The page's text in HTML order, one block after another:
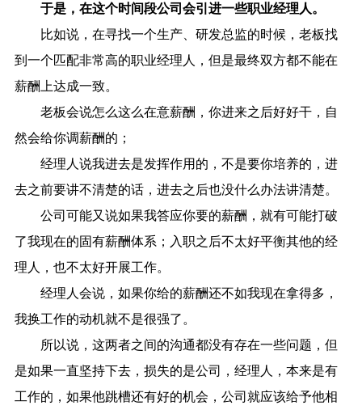
于是，在这个时间段公司会引进一些职业经理人。
比如说，在寻找一个生产、研发总监的时候，老板找
到一个匹配非常高的职业经理人，但是最终双方都不能在
薪酬上达成一致。
老板会说怎么这么在意薪酬，你进来之后好好干，自
然会给你调薪酬的；
经理人说我进去是发挥作用的，不是要你培养的，进
去之前要讲不清楚的话，进去之后也没什么办法讲清楚。
公司可能又说如果我答应你要的薪酬，就有可能打破
了我现在的固有薪酬体系；入职之后不太好平衡其他的经
理人，也不太好开展工作。
经理人会说，如果你给的薪酬还不如我现在拿得多，
我换工作的动机就不是很强了。
所以说，这两者之间的沟通都没有存在一些问题，但
是如果一直坚持下去，损失的是公司，经理人，本来是有
工作的，如果他跳槽还有好的机会，公司就应该给予他相